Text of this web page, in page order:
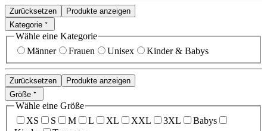
Zurücksetzen
Produkte anzeigen
Kategorie
Wähle eine Kategorie
Männer
Frauen Unisex Kinder & Babys
Zurücksetzen
Produkte anzeigen
Größe
Wähle eine Größe
XS
S M L XL XXL 3XL
Babys